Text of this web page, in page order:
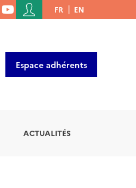
Menu
du
de
l'utilisateur
FR EN
Espace adhérents
ACTUALITÉS